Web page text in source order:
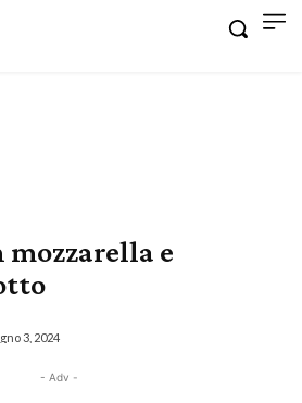
mozzarella e
3, 2024
- Adv -